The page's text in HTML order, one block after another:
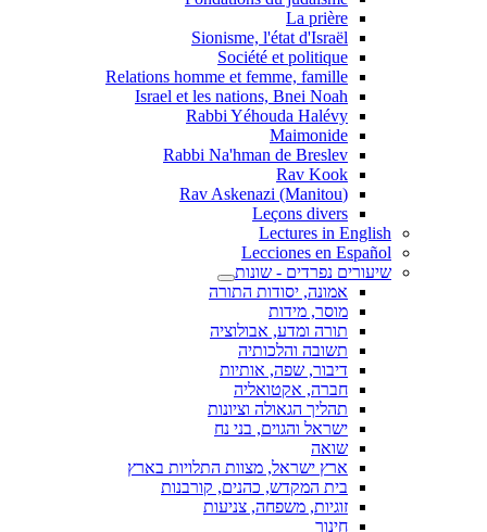
La prière
Sionisme, l'état d'Israël
Société et politique
Relations homme et femme, famille
Israel et les nations, Bnei Noah
Rabbi Yéhouda Halévy
Maimonide
Rabbi Na'hman de Breslev
Rav Kook
(Rav Askenazi (Manitou
Leçons divers
Lectures in English
Lecciones en Español
שיעורים נפרדים - שונות
אמונה, יסודות התורה
מוסר, מידות
תורה ומדע, אבולוציה
תשובה והלכותיה
דיבור, שפה, אותיות
חברה, אקטואליה
תהליך הגאולה וציונות
ישראל והגוים, בני נח
שואה
ארץ ישראל, מצוות התלויות בארץ
בית המקדש, כהנים, קורבנות
זוגיות, משפחה, צניעות
חינוך